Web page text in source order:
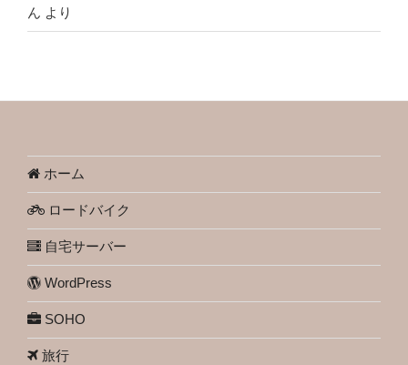
ん より
ホーム
ロードバイク
自宅サーバー
WordPress
SOHO
旅行